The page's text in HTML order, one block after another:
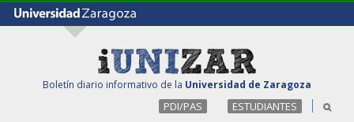
Boletín diario informativo de la Universidad de Zaragoza
PDI/PAS ESTUDIANTES